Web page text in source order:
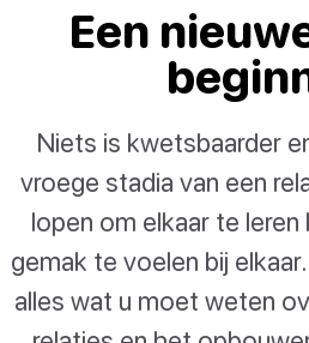
Een
Niets is kwetsbaarder
vroege stadia van een
lopen om elkaar te leren
gemak te voelen bij
alles wat u moet weten